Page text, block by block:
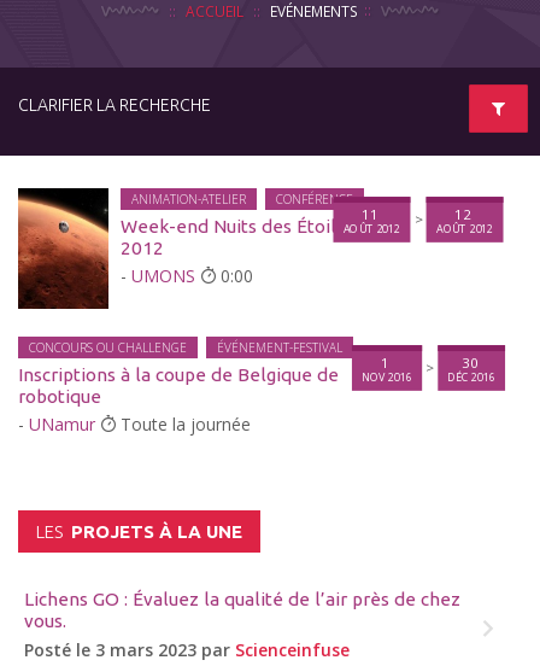
ACCUEIL EVÉNEMENTS
CLARIFIER LA RECHERCHE
ANIMATION-ATELIER CONFÉRENCE
Week-end Nuits des Étoiles
2012
11
AOÛT 2012
> 12
AOÛT 2012
- UMONS 0:00
CONCOURS OU CHALLENGE ÉVÉNEMENT-FESTIVAL
Inscriptions à la coupe de Belgique de
robotique
1
NOV 2016
> 30
DÉC 2016
- UNamur Toute la journée
LES PROJETS À LA UNE
Lichens GO : Évaluez la qualité de l’air près de chez
vous.
Posté le 3 mars 2023 par Scienceinfuse